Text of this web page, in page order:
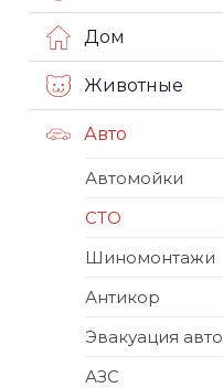
Дом
Животные
Авто
Автомойки
СТО
Шиномонтажи
Антикор
Эвакуация авто
АЗС